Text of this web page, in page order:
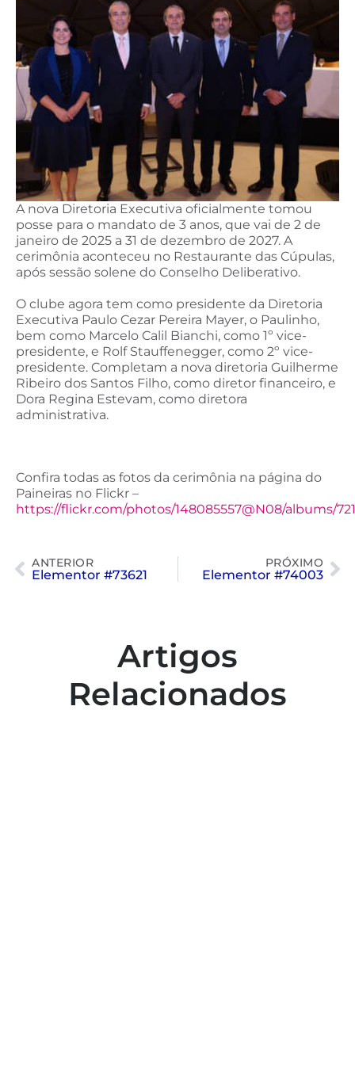
A nova Diretoria Executiva oficialmente tomou
posse para o mandato de 3 anos, que vai de 2 de
janeiro de 2025 a 31 de dezembro de 2027. A
cerimônia aconteceu no Restaurante das Cúpulas,
após sessão solene do Conselho Deliberativo.
O clube agora tem como presidente da Diretoria
Executiva Paulo Cezar Pereira Mayer, o Paulinho,
bem como Marcelo Calil Bianchi, como 1º vice-
presidente, e Rolf Stauffenegger, como 2º vice-
presidente. Completam a nova diretoria Guilherme
Ribeiro dos Santos Filho, como diretor financeiro, e
Dora Regina Estevam, como diretora
administrativa.
Confira todas as fotos da cerimônia na página do
Paineiras no Flickr –
https://flickr.com/photos/148085557@N08/albums/
ANTERIOR
Elementor #73621
PRÓXIMO
Elementor #74003
Artigos
Relacionados